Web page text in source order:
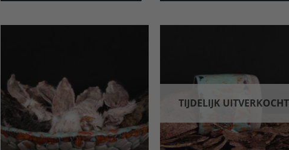
TIJDELIJK UITVERKOCHT